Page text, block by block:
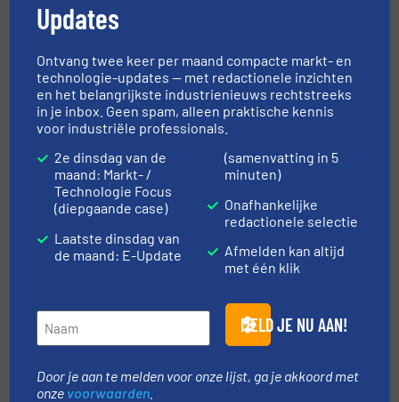
Regelsystemen
Besturingssystemen
Actuatoren
Detectoren
Indicatoren
TOON MEER
Aanbevolen leveranciers:
Updates
Ontvang twee keer per maand compacte markt- en
technologie-updates — met redactionele inzichten
en het belangrijkste industrienieuws rechtstreeks
in je inbox. Geen spam, alleen praktische kennis
voor industriële professionals.
2e dinsdag van de
maand: Markt- /
Technologie Focus
(diepgaande case)
Laatste dinsdag van
de maand: E-Update
(samenvatting in 5
minuten)
Onafhankelijke
redactionele selectie
Afmelden kan altijd
met één klik
MELD JE NU AAN!
Door je aan te melden voor onze lijst, ga je akkoord met
onze voorwaarden